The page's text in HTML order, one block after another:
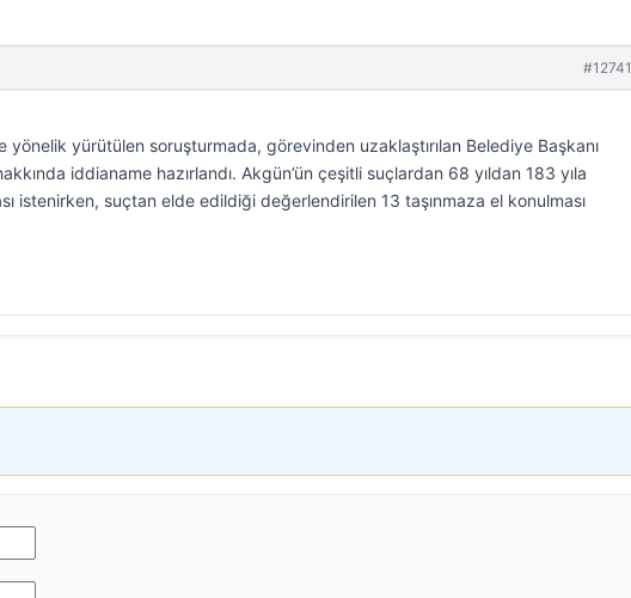
#12741
yönelik yürütülen soruşturmada, görevinden uzaklaştırılan Belediye Başkanı
iddianame hazırlandı. Akgün’ün çeşitli suçlardan 68 yıldan 183 yıla
istenirken, suçtan elde edildiği değerlendirilen 13 taşınmaza el konulması